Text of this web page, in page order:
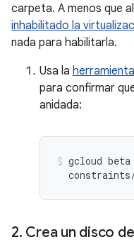
carpeta. A menos que
inhabilitado la
nada para habilitarla.
Usa la
para confirmar
anidada:
gcloud
2. Crea un disco